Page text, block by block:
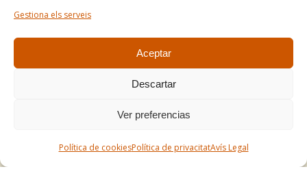
Gestiona els serveis
Aceptar
Descartar
Ver preferencias
Política de cookiesPolítica de privacitatAvís Legal
comercial@apirossend.com